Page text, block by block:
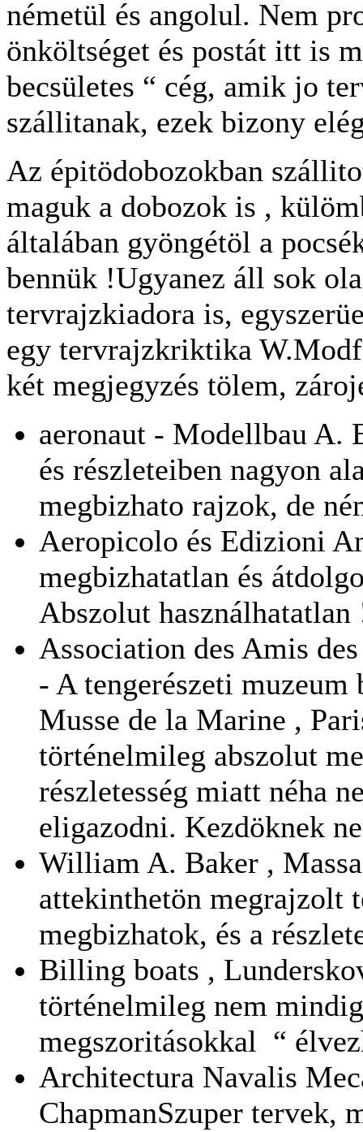
németül és angolul. Nem
önköltséget és postát itt is
becsületes “ cég, amik jo
szállitanak, ezek bizony
Az épitödobozokban
maguk a dobozok is ,
általában gyöngétöl a
bennük !Ugyanez áll sok
tervrajzkiadora is,
egy tervrajzkriktika
két megjegyzés tölem,
aeronaut - Modellbau A.
és részleteiben nagyon
megbizhato rajzok, de
Aeropicolo és Edizioni
megbizhatatlan és
Abszolut használhatatlan
Association des Amis
- A tengerészeti muzeum
Musse de la Marine ,
történelmileg abszolut
részletesség miatt néha
eligazodni. Kezdöknek
William A. Baker ,
attekinthetön megrajzolt
megbizhatok, és a
Billing boats ,
történelmileg nem
megszoritásokkal “
Architectura Navalis
ChapmanSzuper tervek,